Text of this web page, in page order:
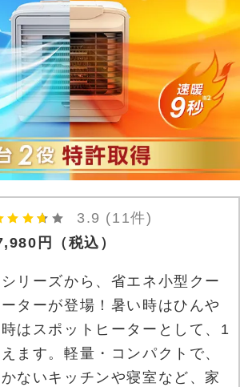
3.9 (11件)
円 （税込）
シリーズから、省エネ小型クー
ターが登場！暑い時はひんや
はスポットヒーターとして、1
ます。軽量・コンパクトで、
ないキッチンや寝室など、家